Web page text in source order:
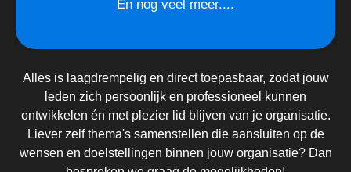
En nog veel meer....
Alles is laagdrempelig en direct toepasbaar, zodat jouw
leden zich persoonlijk en professioneel kunnen
ontwikkelen én met plezier lid blijven van je organisatie.
Liever zelf thema's samenstellen die aansluiten op de
wensen en doelstellingen binnen jouw organisatie? Dan